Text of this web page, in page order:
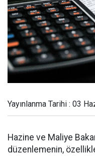
Yayınlanma Tarihi : 03
Hazine ve Maliye
düzenlemenin,